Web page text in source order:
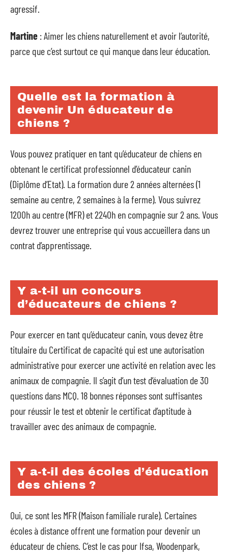
agressif.
Martine : Aimer les chiens naturellement et avoir l’autorité,
parce que c’est surtout ce qui manque dans leur éducation.
Quelle est la formation à
devenir Un éducateur de
chiens ?
Vous pouvez pratiquer en tant qu’éducateur de chiens en
obtenant le certificat professionnel d’éducateur canin
(Diplôme d’Etat). La formation dure 2 années alternées (1
semaine au centre, 2 semaines à la ferme). Vous suivrez
1200h au centre (MFR) et 2240h en compagnie sur 2 ans. Vous
devrez trouver une entreprise qui vous accueillera dans un
contrat d’apprentissage.
Y a-t-il un concours
d’éducateurs de chiens ?
Pour exercer en tant qu’éducateur canin, vous devez être
titulaire du Certificat de capacité qui est une autorisation
administrative pour exercer une activité en relation avec les
animaux de compagnie. Il s’agit d’un test d’évaluation de 30
questions dans MCQ. 18 bonnes réponses sont suffisantes
pour réussir le test et obtenir le certificat d’aptitude à
travailler avec des animaux de compagnie.
Y a-t-il des écoles d’éducation
des chiens ?
Oui, ce sont les MFR (Maison familiale rurale). Certaines
écoles à distance offrent une formation pour devenir un
éducateur de chiens. C’est le cas pour Ifsa, Woodenpark,